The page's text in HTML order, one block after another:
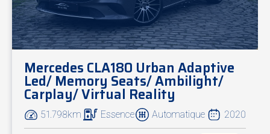
Mercedes CLA180 Urban Adaptive
Led/ Memory Seats/ Ambilight/
Carplay/ Virtual Reality
51.798km Essence Automatique 2020